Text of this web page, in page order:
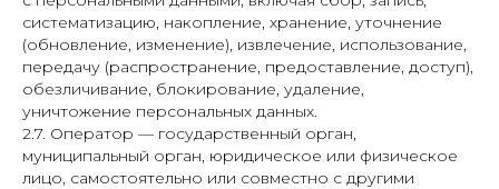
систематизацию, накопление, хранение, уточнение
(обновление, изменение), извлечение, использование,
передачу (распространение, предоставление, доступ),
обезличивание, блокирование, удаление,
уничтожение персональных данных.
2.7. Оператор — государственный орган,
муниципальный орган, юридическое или физическое
лицо, самостоятельно или совместно с другими